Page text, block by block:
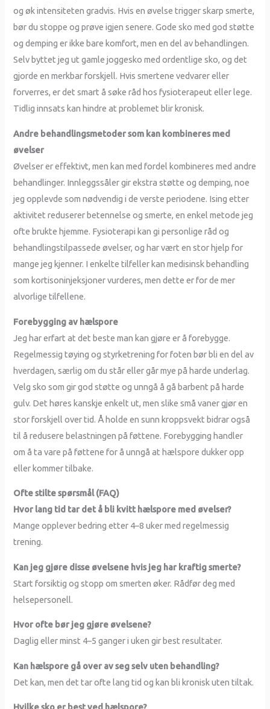
og øk intensiteten gradvis. Hvis en øvelse trigger skarp smerte,
bør du stoppe og prøve igjen senere. Gode sko med god støtte
og demping er ikke bare komfort, men en del av behandlingen.
Selv byttet jeg ut gamle joggesko med ordentlige sko, og det
gjorde en merkbar forskjell. Hvis smertene vedvarer eller
forverres, er det smart å søke råd hos fysioterapeut eller lege.
Tidlig innsats kan hindre at problemet blir kronisk.
Andre behandlingsmetoder som kan kombineres med
øvelser
Øvelser er effektivt, men kan med fordel kombineres med andre
behandlinger. Innleggssåler gir ekstra støtte og demping, noe
jeg opplevde som nødvendig i de verste periodene. Ising etter
aktivitet reduserer betennelse og smerte, en enkel metode jeg
ofte brukte hjemme. Fysioterapi kan gi personlige råd og
behandlingstilpassede øvelser, og har vært en stor hjelp for
mange jeg kjenner. I enkelte tilfeller kan medisinsk behandling
som kortisoninjeksjoner vurderes, men dette er for de mer
alvorlige tilfellene.
Forebygging av hælspore
Jeg har erfart at det beste man kan gjøre er å forebygge.
Regelmessig tøying og styrketrening for foten bør bli en del av
hverdagen, særlig om du står eller går mye på harde underlag.
Velg sko som gir god støtte og unngå å gå barbent på harde
gulv. Det høres kanskje enkelt ut, men slike små vaner gjør en
stor forskjell over tid. Å holde en sunn kroppsvekt bidrar også
til å redusere belastningen på føttene. Forebygging handler
om å ta vare på føttene for å unngå at hælspore dukker opp
eller kommer tilbake.
Ofte stilte spørsmål (FAQ)
Hvor lang tid tar det å bli kvitt hælspore med øvelser?
Mange opplever bedring etter 4–8 uker med regelmessig
trening.
Kan jeg gjøre disse øvelsene hvis jeg har kraftig smerte?
Start forsiktig og stopp om smerten øker. Rådfør deg med
helsepersonell.
Hvor ofte bør jeg gjøre øvelsene?
Daglig eller minst 4–5 ganger i uken gir best resultater.
Kan hælspore gå over av seg selv uten behandling?
Det kan, men det tar ofte lang tid og kan bli kronisk uten tiltak.